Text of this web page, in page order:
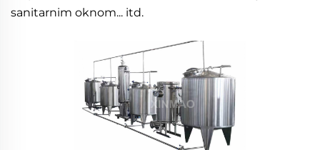
sanitarnim oknom... itd.